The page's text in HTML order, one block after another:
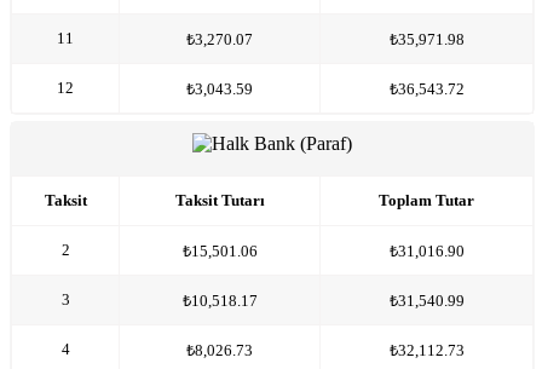
11 ₺3,270.07 ₺35,971.98
12 ₺3,043.59 ₺36,543.72
Taksit Taksit Tutarı Toplam Tutar
2 ₺15,501.06 ₺31,016.90
3 ₺10,518.17 ₺31,540.99
4 ₺8,026.73 ₺32,112.73